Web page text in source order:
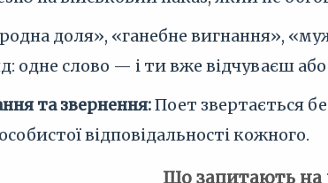
доля», «ганебне вигнання»,
одне слово — і ти вже відчуваєш або
та звернення:Поет звертається
відповідальності кожного.
Що запитають на